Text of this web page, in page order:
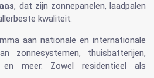
, dat zijn zonnepanelen, laadpalen
kwaliteit.
aan nationale en internationale
zonnesystemen, thuisbatterijen,
en meer. Zowel residentieel als